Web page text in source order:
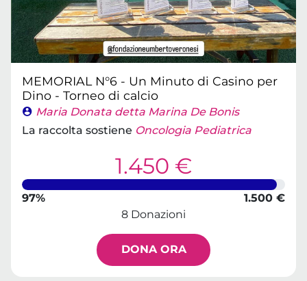
MEMORIAL N°6 - Un Minuto di Casino per
Dino - Torneo di calcio
Maria Donata detta Marina De Bonis
La raccolta sostiene Oncologia Pediatrica
1.450 €
97%
1.500 €
8 Donazioni
DONA ORA